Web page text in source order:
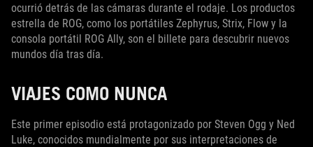
ocurrió detrás de las cámaras durante el rodaje. Los productos
estrella de ROG, como los portátiles Zephyrus, Strix, Flow y la
consola portátil ROG Ally, son el billete para descubrir nuevos
mundos día tras día.
VIAJES COMO NUNCA
Este primer episodio está protagonizado por Steven Ogg y Ned
Luke, conocidos mundialmente por sus interpretaciones de